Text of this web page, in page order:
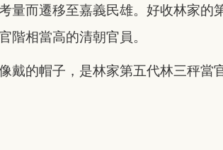
量而遷移至嘉義民雄。好收林家的
階相當高的清朝官員。
戴的帽子，是林家第五代林三秤當